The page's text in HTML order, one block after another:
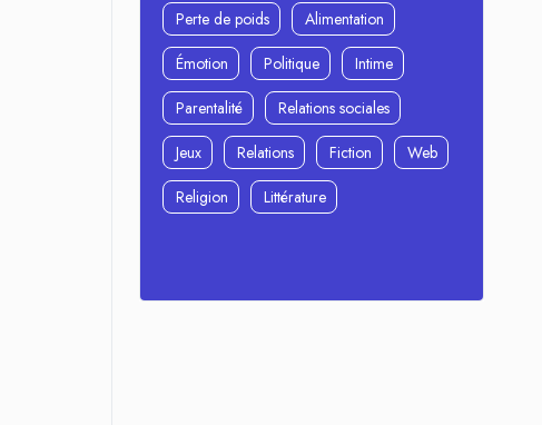
Perte de poids
Alimentation
Émotion
Politique
Intime
Parentalité
Relations sociales
Jeux
Relations Fiction
Web
Religion
Littérature